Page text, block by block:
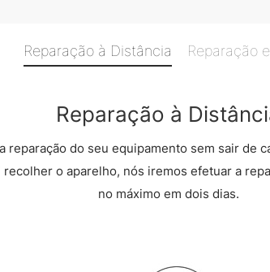
Reparação à Distância Reparação
Reparação à
reparação do seu equipamento sem sair de
o aparelho, nós iremos efetuar a
no máximo em dois dias.